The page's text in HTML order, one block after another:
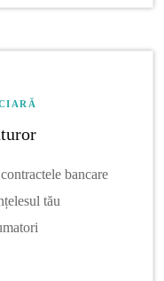
bancare
tău